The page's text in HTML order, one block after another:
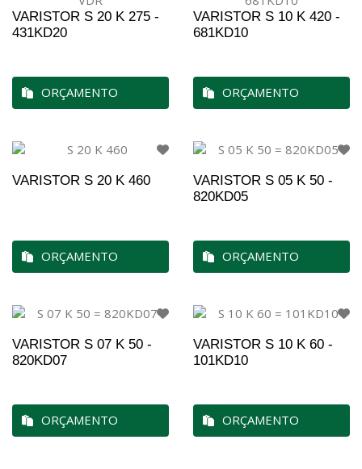
VARISTOR S 20 K 275 -
431KD20
ORÇAMENTO
VARISTOR S 10 K 420 -
681KD10
ORÇAMENTO
VARISTOR S 20 K 460
ORÇAMENTO
VARISTOR S 05 K 50 -
820KD05
ORÇAMENTO
VARISTOR S 07 K 50 -
820KD07
ORÇAMENTO
VARISTOR S 10 K 60 -
101KD10
ORÇAMENTO